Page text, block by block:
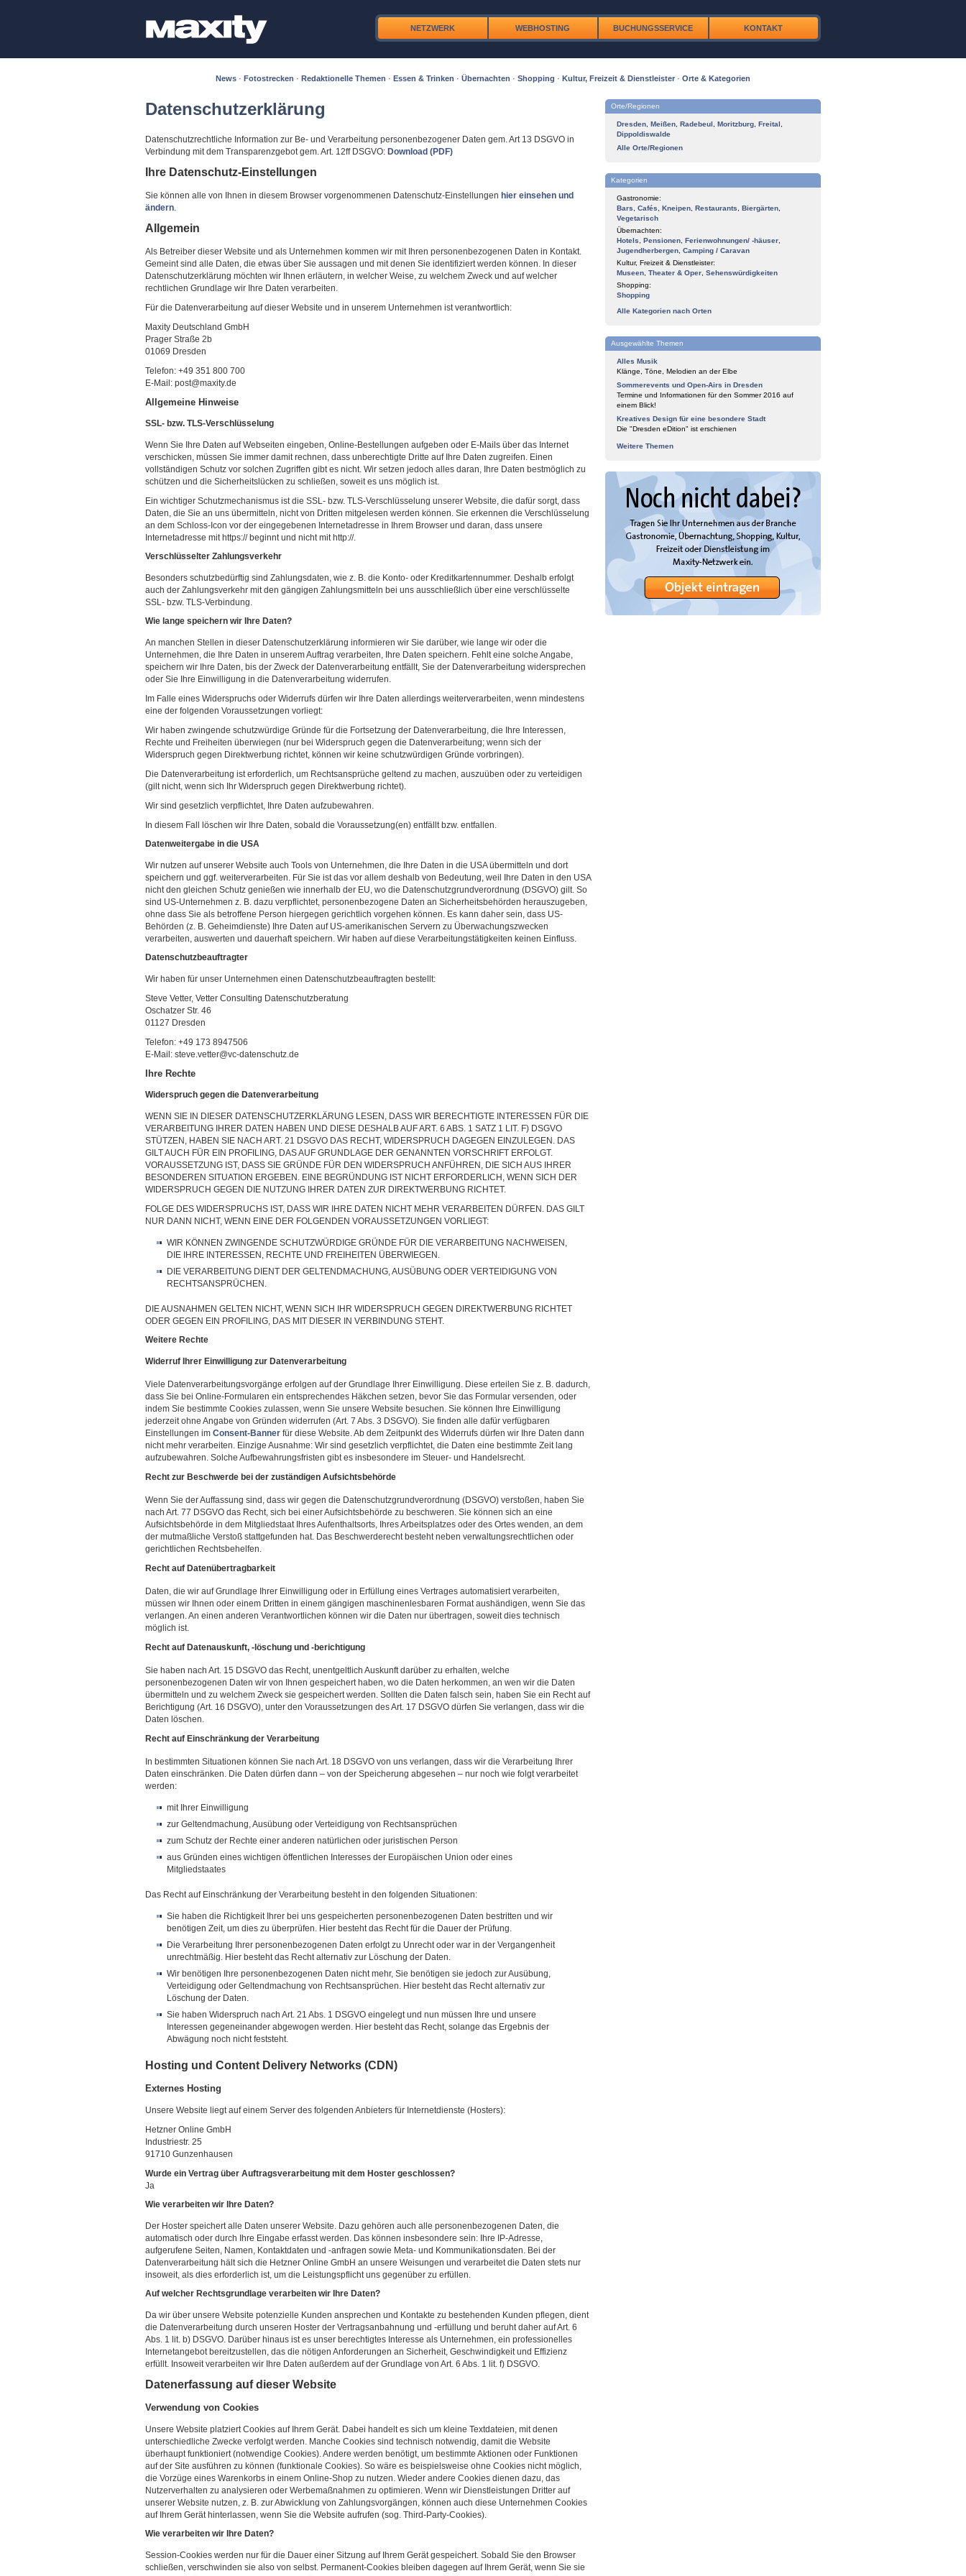
NETZWERK WEBHOSTING BUCHUNGSSERVICE KONTAKT
News · Fotostrecken · Redaktionelle Themen · Essen & Trinken · Übernachten · Shopping · Kultur, Freizeit & Dienstleister · Orte & Kategorien
Datenschutzerklärung
Datenschutzrechtliche Information zur Be- und Verarbeitung personenbezogener Daten gem. Art 13 DSGVO in
Verbindung mit dem Transparenzgebot gem. Art. 12ff DSGVO: Download (PDF)
Ihre Datenschutz-Einstellungen
Sie können alle von Ihnen in diesem Browser vorgenommenen Datenschutz-Einstellungen hier einsehen und
ändern.
Allgemein
Als Betreiber dieser Website und als Unternehmen kommen wir mit Ihren personenbezogenen Daten in Kontakt.
Gemeint sind alle Daten, die etwas über Sie aussagen und mit denen Sie identifiziert werden können. In dieser
Datenschutzerklärung möchten wir Ihnen erläutern, in welcher Weise, zu welchem Zweck und auf welcher
rechtlichen Grundlage wir Ihre Daten verarbeiten.
Für die Datenverarbeitung auf dieser Website und in unserem Unternehmen ist verantwortlich:
Maxity Deutschland GmbH
Prager Straße 2b
01069 Dresden
Telefon: +49 351 800 700
E-Mail: post@maxity.de
Allgemeine Hinweise
SSL- bzw. TLS-Verschlüsselung
Wenn Sie Ihre Daten auf Webseiten eingeben, Online-Bestellungen aufgeben oder E-Mails über das Internet
verschicken, müssen Sie immer damit rechnen, dass unberechtigte Dritte auf Ihre Daten zugreifen. Einen
vollständigen Schutz vor solchen Zugriffen gibt es nicht. Wir setzen jedoch alles daran, Ihre Daten bestmöglich zu
schützen und die Sicherheitslücken zu schließen, soweit es uns möglich ist.
Ein wichtiger Schutzmechanismus ist die SSL- bzw. TLS-Verschlüsselung unserer Website, die dafür sorgt, dass
Daten, die Sie an uns übermitteln, nicht von Dritten mitgelesen werden können. Sie erkennen die Verschlüsselung
an dem Schloss-Icon vor der eingegebenen Internetadresse in Ihrem Browser und daran, dass unsere
Internetadresse mit https:// beginnt und nicht mit http://.
Verschlüsselter Zahlungsverkehr
Besonders schutzbedürftig sind Zahlungsdaten, wie z. B. die Konto- oder Kreditkartennummer. Deshalb erfolgt
auch der Zahlungsverkehr mit den gängigen Zahlungsmitteln bei uns ausschließlich über eine verschlüsselte
SSL- bzw. TLS-Verbindung.
Wie lange speichern wir Ihre Daten?
An manchen Stellen in dieser Datenschutzerklärung informieren wir Sie darüber, wie lange wir oder die
Unternehmen, die Ihre Daten in unserem Auftrag verarbeiten, Ihre Daten speichern. Fehlt eine solche Angabe,
speichern wir Ihre Daten, bis der Zweck der Datenverarbeitung entfällt, Sie der Datenverarbeitung widersprechen
oder Sie Ihre Einwilligung in die Datenverarbeitung widerrufen.
Im Falle eines Widerspruchs oder Widerrufs dürfen wir Ihre Daten allerdings weiterverarbeiten, wenn mindestens
eine der folgenden Voraussetzungen vorliegt:
Wir haben zwingende schutzwürdige Gründe für die Fortsetzung der Datenverarbeitung, die Ihre Interessen,
Rechte und Freiheiten überwiegen (nur bei Widerspruch gegen die Datenverarbeitung; wenn sich der
Widerspruch gegen Direktwerbung richtet, können wir keine schutzwürdigen Gründe vorbringen).
Die Datenverarbeitung ist erforderlich, um Rechtsansprüche geltend zu machen, auszuüben oder zu verteidigen
(gilt nicht, wenn sich Ihr Widerspruch gegen Direktwerbung richtet).
Wir sind gesetzlich verpflichtet, Ihre Daten aufzubewahren.
In diesem Fall löschen wir Ihre Daten, sobald die Voraussetzung(en) entfällt bzw. entfallen.
Datenweitergabe in die USA
Wir nutzen auf unserer Website auch Tools von Unternehmen, die Ihre Daten in die USA übermitteln und dort
speichern und ggf. weiterverarbeiten. Für Sie ist das vor allem deshalb von Bedeutung, weil Ihre Daten in den USA
nicht den gleichen Schutz genießen wie innerhalb der EU, wo die Datenschutzgrundverordnung (DSGVO) gilt. So
sind US-Unternehmen z. B. dazu verpflichtet, personenbezogene Daten an Sicherheitsbehörden herauszugeben,
ohne dass Sie als betroffene Person hiergegen gerichtlich vorgehen können. Es kann daher sein, dass US-
Behörden (z. B. Geheimdienste) Ihre Daten auf US-amerikanischen Servern zu Überwachungszwecken
verarbeiten, auswerten und dauerhaft speichern. Wir haben auf diese Verarbeitungstätigkeiten keinen Einfluss.
Datenschutzbeauftragter
Wir haben für unser Unternehmen einen Datenschutzbeauftragten bestellt:
Steve Vetter, Vetter Consulting Datenschutzberatung
Oschatzer Str. 46
01127 Dresden
Telefon: +49 173 8947506
E-Mail: steve.vetter@vc-datenschutz.de
Ihre Rechte
Widerspruch gegen die Datenverarbeitung
WENN SIE IN DIESER DATENSCHUTZERKLÄRUNG LESEN, DASS WIR BERECHTIGTE INTERESSEN FÜR DIE
VERARBEITUNG IHRER DATEN HABEN UND DIESE DESHALB AUF ART. 6 ABS. 1 SATZ 1 LIT. F) DSGVO
STÜTZEN, HABEN SIE NACH ART. 21 DSGVO DAS RECHT, WIDERSPRUCH DAGEGEN EINZULEGEN. DAS
GILT AUCH FÜR EIN PROFILING, DAS AUF GRUNDLAGE DER GENANNTEN VORSCHRIFT ERFOLGT.
VORAUSSETZUNG IST, DASS SIE GRÜNDE FÜR DEN WIDERSPRUCH ANFÜHREN, DIE SICH AUS IHRER
BESONDEREN SITUATION ERGEBEN. EINE BEGRÜNDUNG IST NICHT ERFORDERLICH, WENN SICH DER
WIDERSPRUCH GEGEN DIE NUTZUNG IHRER DATEN ZUR DIREKTWERBUNG RICHTET.
FOLGE DES WIDERSPRUCHS IST, DASS WIR IHRE DATEN NICHT MEHR VERARBEITEN DÜRFEN. DAS GILT
NUR DANN NICHT, WENN EINE DER FOLGENDEN VORAUSSETZUNGEN VORLIEGT:
WIR KÖNNEN ZWINGENDE SCHUTZWÜRDIGE GRÜNDE FÜR DIE VERARBEITUNG NACHWEISEN,
DIE IHRE INTERESSEN, RECHTE UND FREIHEITEN ÜBERWIEGEN.
DIE VERARBEITUNG DIENT DER GELTENDMACHUNG, AUSÜBUNG ODER VERTEIDIGUNG VON
RECHTSANSPRÜCHEN.
DIE AUSNAHMEN GELTEN NICHT, WENN SICH IHR WIDERSPRUCH GEGEN DIREKTWERBUNG RICHTET
ODER GEGEN EIN PROFILING, DAS MIT DIESER IN VERBINDUNG STEHT.
Weitere Rechte
Widerruf Ihrer Einwilligung zur Datenverarbeitung
Viele Datenverarbeitungsvorgänge erfolgen auf der Grundlage Ihrer Einwilligung. Diese erteilen Sie z. B. dadurch,
dass Sie bei Online-Formularen ein entsprechendes Häkchen setzen, bevor Sie das Formular versenden, oder
indem Sie bestimmte Cookies zulassen, wenn Sie unsere Website besuchen. Sie können Ihre Einwilligung
jederzeit ohne Angabe von Gründen widerrufen (Art. 7 Abs. 3 DSGVO). Sie finden alle dafür verfügbaren
Einstellungen im Consent-Banner für diese Website. Ab dem Zeitpunkt des Widerrufs dürfen wir Ihre Daten dann
nicht mehr verarbeiten. Einzige Ausnahme: Wir sind gesetzlich verpflichtet, die Daten eine bestimmte Zeit lang
aufzubewahren. Solche Aufbewahrungsfristen gibt es insbesondere im Steuer- und Handelsrecht.
Recht zur Beschwerde bei der zuständigen Aufsichtsbehörde
Wenn Sie der Auffassung sind, dass wir gegen die Datenschutzgrundverordnung (DSGVO) verstoßen, haben Sie
nach Art. 77 DSGVO das Recht, sich bei einer Aufsichtsbehörde zu beschweren. Sie können sich an eine
Aufsichtsbehörde in dem Mitgliedstaat Ihres Aufenthaltsorts, Ihres Arbeitsplatzes oder des Ortes wenden, an dem
der mutmaßliche Verstoß stattgefunden hat. Das Beschwerderecht besteht neben verwaltungsrechtlichen oder
gerichtlichen Rechtsbehelfen.
Recht auf Datenübertragbarkeit
Daten, die wir auf Grundlage Ihrer Einwilligung oder in Erfüllung eines Vertrages automatisiert verarbeiten,
müssen wir Ihnen oder einem Dritten in einem gängigen maschinenlesbaren Format aushändigen, wenn Sie das
verlangen. An einen anderen Verantwortlichen können wir die Daten nur übertragen, soweit dies technisch
möglich ist.
Recht auf Datenauskunft, -löschung und -berichtigung
Sie haben nach Art. 15 DSGVO das Recht, unentgeltlich Auskunft darüber zu erhalten, welche
personenbezogenen Daten wir von Ihnen gespeichert haben, wo die Daten herkommen, an wen wir die Daten
übermitteln und zu welchem Zweck sie gespeichert werden. Sollten die Daten falsch sein, haben Sie ein Recht auf
Berichtigung (Art. 16 DSGVO), unter den Voraussetzungen des Art. 17 DSGVO dürfen Sie verlangen, dass wir die
Daten löschen.
Recht auf Einschränkung der Verarbeitung
In bestimmten Situationen können Sie nach Art. 18 DSGVO von uns verlangen, dass wir die Verarbeitung Ihrer
Daten einschränken. Die Daten dürfen dann – von der Speicherung abgesehen – nur noch wie folgt verarbeitet
werden:
mit Ihrer Einwilligung
zur Geltendmachung, Ausübung oder Verteidigung von Rechtsansprüchen
zum Schutz der Rechte einer anderen natürlichen oder juristischen Person
aus Gründen eines wichtigen öffentlichen Interesses der Europäischen Union oder eines
Mitgliedstaates
Das Recht auf Einschränkung der Verarbeitung besteht in den folgenden Situationen:
Sie haben die Richtigkeit Ihrer bei uns gespeicherten personenbezogenen Daten bestritten und wir
benötigen Zeit, um dies zu überprüfen. Hier besteht das Recht für die Dauer der Prüfung.
Die Verarbeitung Ihrer personenbezogenen Daten erfolgt zu Unrecht oder war in der Vergangenheit
unrechtmäßig. Hier besteht das Recht alternativ zur Löschung der Daten.
Wir benötigen Ihre personenbezogenen Daten nicht mehr, Sie benötigen sie jedoch zur Ausübung,
Verteidigung oder Geltendmachung von Rechtsansprüchen. Hier besteht das Recht alternativ zur
Löschung der Daten.
Sie haben Widerspruch nach Art. 21 Abs. 1 DSGVO eingelegt und nun müssen Ihre und unsere
Interessen gegeneinander abgewogen werden. Hier besteht das Recht, solange das Ergebnis der
Abwägung noch nicht feststeht.
Hosting und Content Delivery Networks (CDN)
Externes Hosting
Unsere Website liegt auf einem Server des folgenden Anbieters für Internetdienste (Hosters):
Hetzner Online GmbH
Industriestr. 25
91710 Gunzenhausen
Wurde ein Vertrag über Auftragsverarbeitung mit dem Hoster geschlossen?
Ja
Wie verarbeiten wir Ihre Daten?
Der Hoster speichert alle Daten unserer Website. Dazu gehören auch alle personenbezogenen Daten, die
automatisch oder durch Ihre Eingabe erfasst werden. Das können insbesondere sein: Ihre IP-Adresse,
aufgerufene Seiten, Namen, Kontaktdaten und -anfragen sowie Meta- und Kommunikationsdaten. Bei der
Datenverarbeitung hält sich die Hetzner Online GmbH an unsere Weisungen und verarbeitet die Daten stets nur
insoweit, als dies erforderlich ist, um die Leistungspflicht uns gegenüber zu erfüllen.
Auf welcher Rechtsgrundlage verarbeiten wir Ihre Daten?
Da wir über unsere Website potenzielle Kunden ansprechen und Kontakte zu bestehenden Kunden pflegen, dient
die Datenverarbeitung durch unseren Hoster der Vertragsanbahnung und -erfüllung und beruht daher auf Art. 6
Abs. 1 lit. b) DSGVO. Darüber hinaus ist es unser berechtigtes Interesse als Unternehmen, ein professionelles
Internetangebot bereitzustellen, das die nötigen Anforderungen an Sicherheit, Geschwindigkeit und Effizienz
erfüllt. Insoweit verarbeiten wir Ihre Daten außerdem auf der Grundlage von Art. 6 Abs. 1 lit. f) DSGVO.
Datenerfassung auf dieser Website
Verwendung von Cookies
Unsere Website platziert Cookies auf Ihrem Gerät. Dabei handelt es sich um kleine Textdateien, mit denen
unterschiedliche Zwecke verfolgt werden. Manche Cookies sind technisch notwendig, damit die Website
überhaupt funktioniert (notwendige Cookies). Andere werden benötigt, um bestimmte Aktionen oder Funktionen
auf der Site ausführen zu können (funktionale Cookies). So wäre es beispielsweise ohne Cookies nicht möglich,
die Vorzüge eines Warenkorbs in einem Online-Shop zu nutzen. Wieder andere Cookies dienen dazu, das
Nutzerverhalten zu analysieren oder Werbemaßnahmen zu optimieren. Wenn wir Dienstleistungen Dritter auf
unserer Website nutzen, z. B. zur Abwicklung von Zahlungsvorgängen, können auch diese Unternehmen Cookies
auf Ihrem Gerät hinterlassen, wenn Sie die Website aufrufen (sog. Third-Party-Cookies).
Wie verarbeiten wir Ihre Daten?
Session-Cookies werden nur für die Dauer einer Sitzung auf Ihrem Gerät gespeichert. Sobald Sie den Browser
schließen, verschwinden sie also von selbst. Permanent-Cookies bleiben dagegen auf Ihrem Gerät, wenn Sie sie
Orte/Regionen
Dresden Meißen Radebeul Moritzburg Freital
Dippoldiswalde
Alle Orte/Regionen
Kategorien
Gastronomie:
Bars
Cafés Kneipen Restaurants Biergärten
Vegetarisch
Übernachten:
Hotels
Pensionen Ferienwohnungen/ -häuser
Jugendherbergen Camping / Caravan
Kultur, Freizeit & Dienstleister:
Museen Theater & Oper Sehenswürdigkeiten
Shopping:
Shopping
Alle Kategorien nach Orten
Ausgewählte Themen
Alles Musik
Klänge, Töne, Melodien an der Elbe
Sommerevents und Open-Airs in Dresden
Termine und Informationen für den Sommer 2016 auf
einem Blick!
Kreatives Design für eine besondere Stadt
Die "Dresden eDition" ist erschienen
Weitere Themen